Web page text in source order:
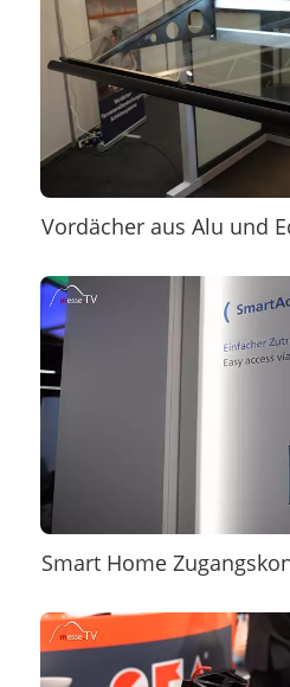
Vordächer aus Alu und
Smart Home